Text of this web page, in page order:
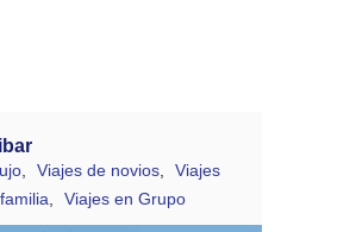
, Viajes de novios,
Viajes
, Viajes en Grupo